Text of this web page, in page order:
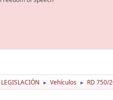
LEGISLACIÓN ► Vehículos ► RD 750/